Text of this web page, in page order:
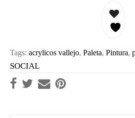
Tags: acrylicos vallejo, Paleta, Pintura,
SOCIAL